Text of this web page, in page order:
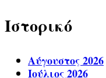
Ιστορικό
Αύγουστος 2026
Ιούλιος 2026